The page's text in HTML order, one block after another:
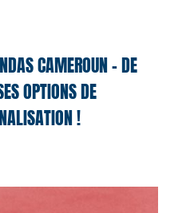
CAMEROUN – DE
OPTIONS DE
!